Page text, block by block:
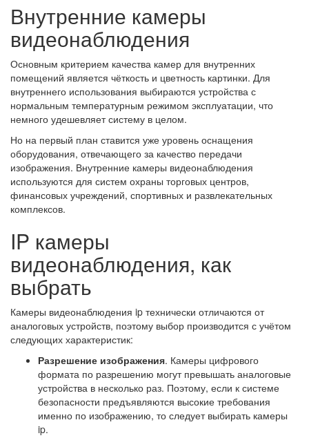
Внутренние камеры
видеонаблюдения
Основным критерием качества камер для внутренних
помещений является чёткость и цветность картинки. Для
внутреннего использования выбираются устройства с
нормальным температурным режимом эксплуатации, что
немного удешевляет систему в целом.
Но на первый план ставится уже уровень оснащения
оборудования, отвечающего за качество передачи
изображения. Внутренние камеры видеонаблюдения
используются для систем охраны торговых центров,
финансовых учреждений, спортивных и развлекательных
комплексов.
IP камеры
видеонаблюдения, как
выбрать
Камеры видеонаблюдения ip технически отличаются от
аналоговых устройств, поэтому выбор производится с учётом
следующих характеристик:
Разрешение изображения. Камеры цифрового
формата по разрешению могут превышать аналоговые
устройства в несколько раз. Поэтому, если к системе
безопасности предъявляются высокие требования
именно по изображению, то следует выбирать камеры
ip.